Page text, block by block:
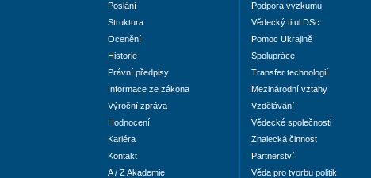
Poslání
Struktura
Ocenění
Historie
Právní předpisy
Informace ze zákona
Výroční zpráva
Hodnocení
Kariéra
Kontakt
A / Z Akademie
Podpora výzkumu
Vědecký titul DSc.
Pomoc Ukrajině
Spolupráce
Transfer technologií
Mezinárodní vztahy
Vzdělávání
Vědecké společnosti
Znalecká činnost
Partnerství
Věda pro tvorbu politik